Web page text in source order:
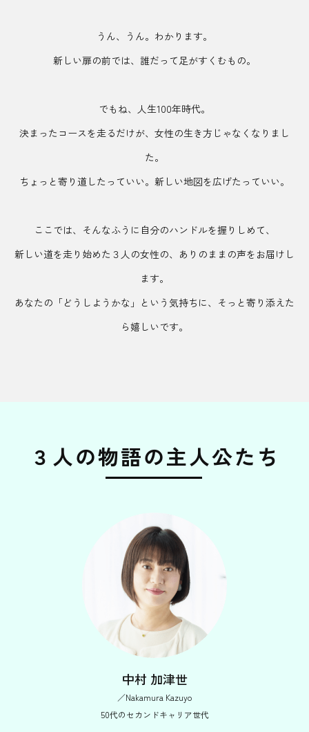
うん、うん。わかります。
新しい扉の前では、誰だって足がすくむもの。
でもね、人生100年時代。
決まったコースを走るだけが、女性の生き方じゃなくなりまし
た。
ちょっと寄り道したっていい。新しい地図を広げたっていい。
ここでは、そんなふうに自分のハンドルを握りしめて、
新しい道を走り始めた３人の女性の、ありのままの声をお届けし
ます。
あなたの「どうしようかな」という気持ちに、そっと寄り添えた
ら嬉しいです。
３人の物語の主人公たち
中村 加津世
／Nakamura Kazuyo
50代のセカンドキャリア世代